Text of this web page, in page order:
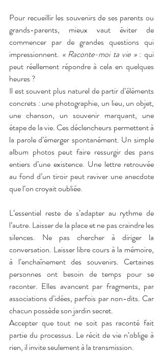
Pour recueillir les souvenirs de ses parents ou
grands-parents, mieux vaut éviter de
commencer par de grandes questions qui
impressionnent. « Raconte-moi ta vie » : qui
peut réellement répondre à cela en quelques
heures ?
Il est souvent plus naturel de partir d’éléments
concrets : une photographie, un lieu, un objet,
une chanson, un souvenir marquant, une
étape de la vie. Ces déclencheurs permettent à
la parole d’émerger spontanément. Un simple
album photos peut faire ressurgir des pans
entiers d’une existence. Une lettre retrouvée
au fond d’un tiroir peut raviver une anecdote
que l’on croyait oubliée.
L’essentiel reste de s’adapter au rythme de
l’autre. Laisser de la place et ne pas craindre les
silences. Ne pas chercher à diriger la
conversation. Laisser libre cours à la mémoire,
à l’enchaînement des souvenirs. Certaines
personnes ont besoin de temps pour se
raconter. Elles avancent par fragments, par
associations d’idées, parfois par non-dits. Car
chacun possède son jardin secret.
Accepter que tout ne soit pas raconté fait
partie du processus. Le récit de vie n’oblige à
rien, il invite seulement à la transmission.